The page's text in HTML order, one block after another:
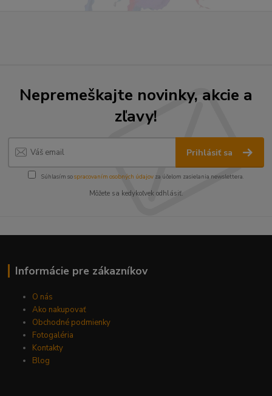
Nepremeškajte novinky, akcie a
zľavy!
Prihlásiť sa
Súhlasím sospracovaním osobných údajov za účelom zasielania newslettera.
Môžete sa kedykoľvek odhlásiť.
Informácie pre zákazníkov
O nás
Ako nakupovať
Obchodné podmienky
Fotogaléria
Kontakty
Blog